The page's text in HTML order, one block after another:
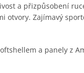
a přizpůsobení
otvory. Zajímavý
a panely z